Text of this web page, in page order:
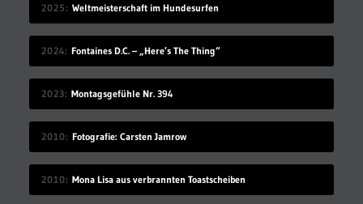
2025 Weltmeisterschaft im Hundesurfen
2024 Fontaines D.C. – „Here’s The Thing“
2023 Montagsgefühle Nr. 394
2010 Fotografie: Carsten Jamrow
2010 Mona Lisa aus verbrannten Toastscheiben